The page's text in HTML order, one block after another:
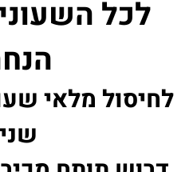
לחיסול מלאי